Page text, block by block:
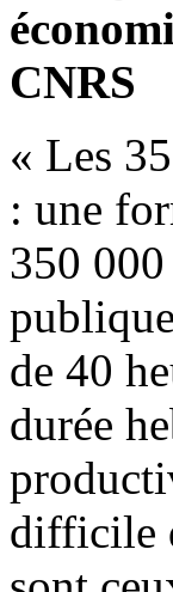
CNRS
« Les
: une
350
de 40
durée
difficile